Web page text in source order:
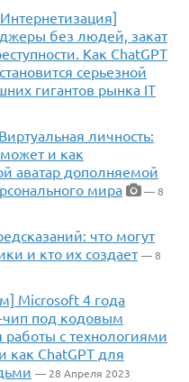
без людей, закат
Как ChatGPT
серьезной
гигантов рынка IT
личность:
и как
аватар дополняемой
мира
— 8
что могут
и кто их создает — 8
Microsoft 4 года
чип под кодовым
с технологиями
как ChatGPT для
— 28 Апреля 2023